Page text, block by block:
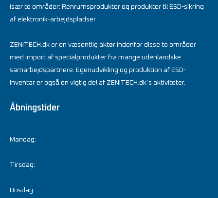
især to områder: Renrumsprodukter og produkter til ESD-sikring
af elektronik-arbejdspladser.
ZENITECH.dk er en væsentlig aktør indenfor disse to områder
med import af specialprodukter fra mange udenlandske
samarbejdspartnere. Egenudvikling og produktion af ESD-
inventar er også en vigtig del af ZENITECH.dk’s aktiviteter.
Åbningstider
Mandag:
Tirsdag:
Onsdag: